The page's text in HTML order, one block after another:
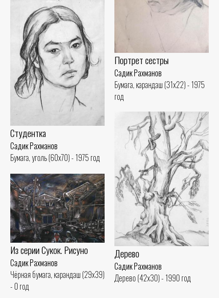
Портрет сестры
Садик Рахманов
Бумага, карандаш (31x22) - 1975
год
Студентка
Садик Рахманов
Бумага, уголь (60x70) - 1975 год
Дерево
Садик Рахманов
Дерево (42x30) - 1990 год
Из серии Сукок. Рисуно
Садик Рахманов
Чёрная бумага, карандаш (29x39)
- 0 год